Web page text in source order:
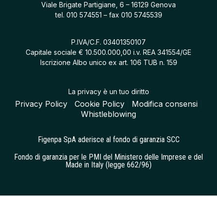
Viale Brigate Partigiane, 6 – 16129 Genova
tel. 010 574551 – fax 010 5745539
P.IVA/C.F. 03401350107
Capitale sociale € 10.500.000,00 i.v. REA 341554/GE
Iscrizione Albo unico ex art. 106 TUB n. 159
La privacy è un tuo diritto
Privacy Policy| Cookie Policy| Modifica consensi|
Whistleblowing
Figenpa SpA aderisce al fondo di garanzia SCC
Fondo di garanzia per le PMI del Ministero delle Imprese e del
Made in Italy (legge 662/96)